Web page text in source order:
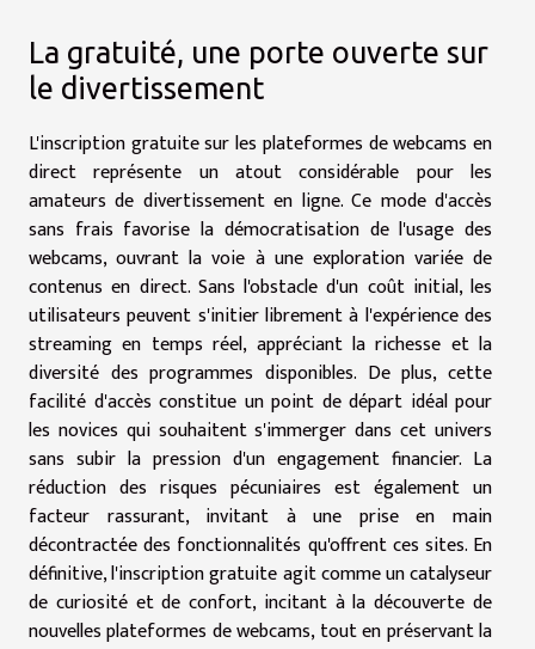
La gratuité, une porte ouverte sur
le divertissement
L'inscription gratuite sur les plateformes de webcams en
direct représente un atout considérable pour les
amateurs de divertissement en ligne. Ce mode d'accès
sans frais favorise la démocratisation de l'usage des
webcams, ouvrant la voie à une exploration variée de
contenus en direct. Sans l'obstacle d'un coût initial, les
utilisateurs peuvent s'initier librement à l'expérience des
streaming en temps réel, appréciant la richesse et la
diversité des programmes disponibles. De plus, cette
facilité d'accès constitue un point de départ idéal pour
les novices qui souhaitent s'immerger dans cet univers
sans subir la pression d'un engagement financier. La
réduction des risques pécuniaires est également un
facteur rassurant, invitant à une prise en main
décontractée des fonctionnalités qu'offrent ces sites. En
définitive, l'inscription gratuite agit comme un catalyseur
de curiosité et de confort, incitant à la découverte de
nouvelles plateformes de webcams, tout en préservant la